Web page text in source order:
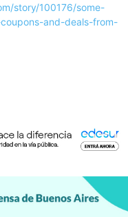
story/100176/some-
and-deals-from-